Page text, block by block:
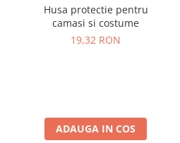
Husa protectie pentru
camasi si costume
19,32 RON
ADAUGA IN COS